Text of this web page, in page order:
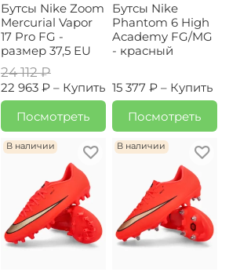
Бутсы Nike Zoom
Mercurial Vapor
17 Pro FG -
размер 37,5 EU
24 112 ₽
22 963 ₽ – Купить
Посмотреть
Бутсы Nike
Phantom 6 High
Academy FG/MG
- красный
15 377 ₽ – Купить
Посмотреть
В наличии В наличии